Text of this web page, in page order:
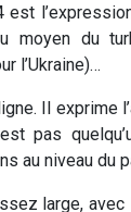
est
moyen du
l’Ukraine)…
Il exprime
pas
au niveau du
large,